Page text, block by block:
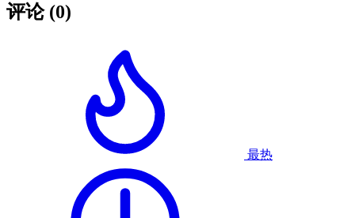
评论 (0)
最热